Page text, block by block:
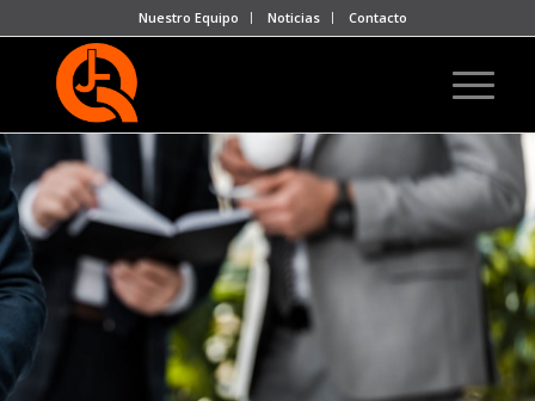
Nuestro Equipo Noticias Contacto